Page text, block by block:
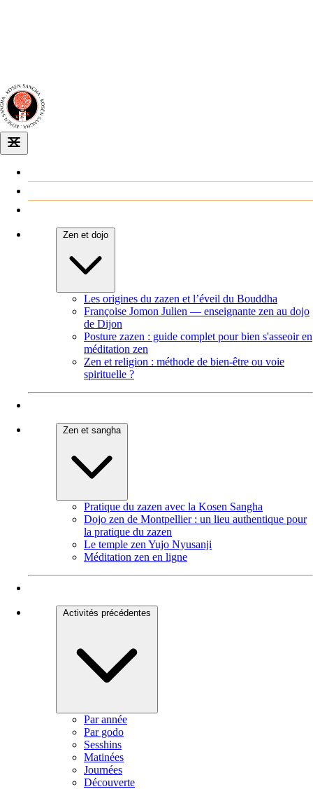
Zen et dojo
Les origines du zazen et l’éveil du Bouddha
Françoise Jomon Julien — enseignante zen au dojo
de Dijon
Posture zazen : guide complet pour bien s'asseoir en
méditation zen
Zen et religion : méthode de bien-être ou voie
spirituelle ?
Zen et sangha
Pratique du zazen avec la Kosen Sangha
Dojo zen de Montpellier : un lieu authentique pour
la pratique du zazen
Le temple zen Yujo Nyusanji
Méditation zen en ligne
Activités précédentes
Par année
Par godo
Sesshins
Matinées
Journées
Découverte